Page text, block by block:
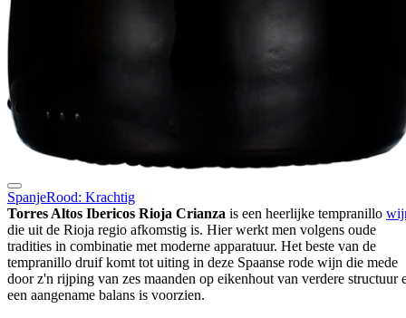
SpanjeRood: Krachtig
Torres Altos Ibericos Rioja Crianza is een heerlijke tempranillo
die uit de Rioja regio afkomstig is. Hier werkt men volgens oude
tradities in combinatie met moderne apparatuur. Het beste van de
tempranillo druif komt tot uiting in deze Spaanse rode wijn die mede
door z'n rijping van zes maanden op eikenhout van verdere structuur
een aangename balans is voorzien.